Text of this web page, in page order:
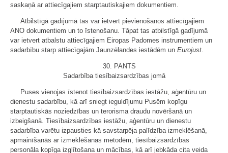
saskaņā ar attiecīgajiem starptautiskajiem dokumentiem.
Atbilstīgā gadījumā tas var ietvert pievienošanos attiecīgajiem
ANO dokumentiem un to īstenošanu. Tāpat tas atbilstīgā gadījumā
var ietvert atbalstu attiecīgajiem Eiropas Padomes instrumentiem un
sadarbību starp attiecīgajām Jaunzēlandes iestādēm un Eurojust
30. PANTS
Sadarbība tiesībaizsardzības jomā
Puses vienojas īstenot tiesībaizsardzības iestāžu, aģentūru un
dienestu sadarbību, kā arī sniegt ieguldījumu Pusēm kopīgu
starptautiskās noziedzības un terorisma draudu novēršanā un
izbeigšanā. Tiesībaizsardzības iestāžu, aģentūru un dienestu
sadarbība varētu izpausties kā savstarpēja palīdzība izmeklēšanā,
apmainīšanās ar izmeklēšanas metodēm, tiesībaizsardzības
personāla kopīga izglītošana un mācības, kā arī jebkāda cita veida